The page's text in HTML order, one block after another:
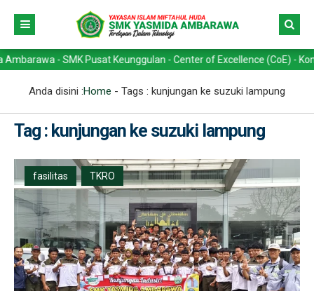
- SMK Pusat Keunggulan - Center of Excellence (CoE) -
Anda disini :Home - Tags : kunjungan ke suzuki lampung
Tag : kunjungan ke suzuki lampung
fasilitas TKRO